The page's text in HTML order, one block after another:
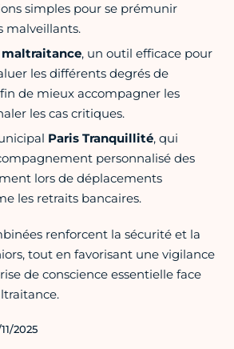
simples pour se prémunir
malveillants.
maltraitance, un outil efficace pour
les différents degrés de
de mieux accompagner les
les cas critiques.
Paris Tranquillité, qui
personnalisé des
lors de déplacements
les retraits bancaires.
renforcent la sécurité et la
tout en favorisant une vigilance
de conscience essentielle face
2025